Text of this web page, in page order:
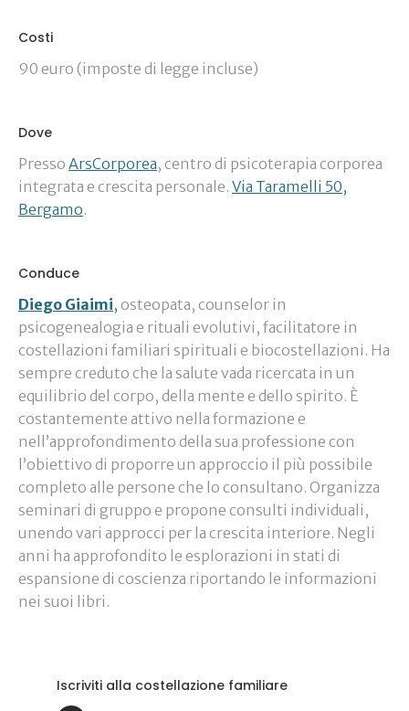
Costi
90 euro (imposte di legge incluse)
Dove
Presso ArsCorporea, centro di psicoterapia corporea
integrata e crescita personale. Via Taramelli 50,
Bergamo.
Conduce
Diego Giaimi, osteopata, counselor in
psicogenealogia e rituali evolutivi, facilitatore in
costellazioni familiari spirituali e biocostellazioni. Ha
sempre creduto che la salute vada ricercata in un
equilibrio del corpo, della mente e dello spirito. È
costantemente attivo nella formazione e
nell’approfondimento della sua professione con
l’obiettivo di proporre un approccio il più possibile
completo alle persone che lo consultano. Organizza
seminari di gruppo e propone consulti individuali,
unendo vari approcci per la crescita interiore. Negli
anni ha approfondito le esplorazioni in stati di
espansione di coscienza riportando le informazioni
nei suoi libri.
Iscriviti alla costellazione familiare